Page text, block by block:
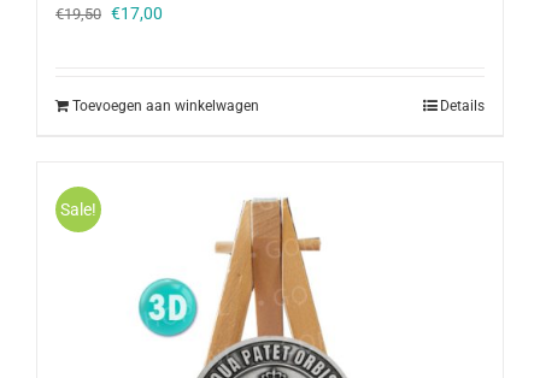
€19,50 Oorspronkelijke
€17,00
Toevoegen aan winkelwagen Details
Sale!